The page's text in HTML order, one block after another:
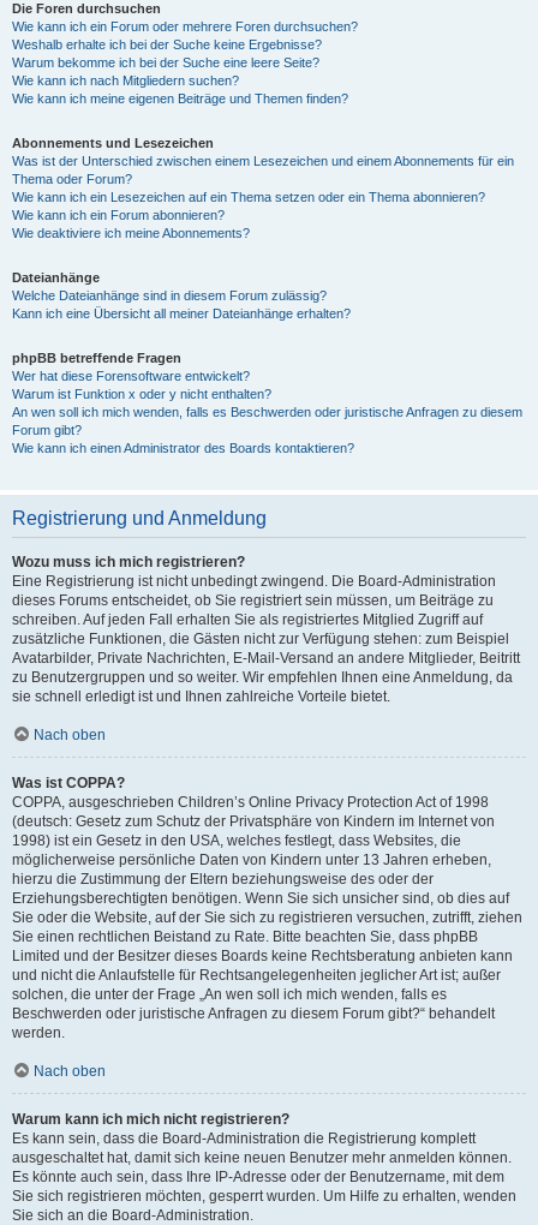
Die Foren durchsuchen
Wie kann ich ein Forum oder mehrere Foren durchsuchen?
Weshalb erhalte ich bei der Suche keine Ergebnisse?
Warum bekomme ich bei der Suche eine leere Seite?
Wie kann ich nach Mitgliedern suchen?
Wie kann ich meine eigenen Beiträge und Themen finden?
Abonnements und Lesezeichen
Was ist der Unterschied zwischen einem Lesezeichen und einem Abonnements für ein
Thema oder Forum?
Wie kann ich ein Lesezeichen auf ein Thema setzen oder ein Thema abonnieren?
Wie kann ich ein Forum abonnieren?
Wie deaktiviere ich meine Abonnements?
Dateianhänge
Welche Dateianhänge sind in diesem Forum zulässig?
Kann ich eine Übersicht all meiner Dateianhänge erhalten?
phpBB betreffende Fragen
Wer hat diese Forensoftware entwickelt?
Warum ist Funktion x oder y nicht enthalten?
An wen soll ich mich wenden, falls es Beschwerden oder juristische Anfragen zu diesem
Forum gibt?
Wie kann ich einen Administrator des Boards kontaktieren?
Registrierung und Anmeldung
Wozu muss ich mich registrieren?
Eine Registrierung ist nicht unbedingt zwingend. Die Board-Administration
dieses Forums entscheidet, ob Sie registriert sein müssen, um Beiträge zu
schreiben. Auf jeden Fall erhalten Sie als registriertes Mitglied Zugriff auf
zusätzliche Funktionen, die Gästen nicht zur Verfügung stehen: zum Beispiel
Avatarbilder, Private Nachrichten, E-Mail-Versand an andere Mitglieder, Beitritt
zu Benutzergruppen und so weiter. Wir empfehlen Ihnen eine Anmeldung, da
sie schnell erledigt ist und Ihnen zahlreiche Vorteile bietet.
Nach oben
Was ist COPPA?
COPPA, ausgeschrieben Children’s Online Privacy Protection Act of 1998
(deutsch: Gesetz zum Schutz der Privatsphäre von Kindern im Internet von
1998) ist ein Gesetz in den USA, welches festlegt, dass Websites, die
möglicherweise persönliche Daten von Kindern unter 13 Jahren erheben,
hierzu die Zustimmung der Eltern beziehungsweise des oder der
Erziehungsberechtigten benötigen. Wenn Sie sich unsicher sind, ob dies auf
Sie oder die Website, auf der Sie sich zu registrieren versuchen, zutrifft, ziehen
Sie einen rechtlichen Beistand zu Rate. Bitte beachten Sie, dass phpBB
Limited und der Besitzer dieses Boards keine Rechtsberatung anbieten kann
und nicht die Anlaufstelle für Rechtsangelegenheiten jeglicher Art ist; außer
solchen, die unter der Frage „An wen soll ich mich wenden, falls es
Beschwerden oder juristische Anfragen zu diesem Forum gibt?“ behandelt
werden.
Nach oben
Warum kann ich mich nicht registrieren?
Es kann sein, dass die Board-Administration die Registrierung komplett
ausgeschaltet hat, damit sich keine neuen Benutzer mehr anmelden können.
Es könnte auch sein, dass Ihre IP-Adresse oder der Benutzername, mit dem
Sie sich registrieren möchten, gesperrt wurden. Um Hilfe zu erhalten, wenden
Sie sich an die Board-Administration.